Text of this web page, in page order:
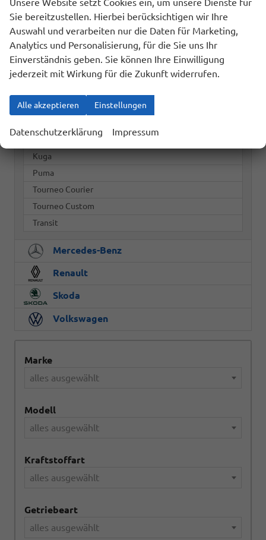
BYD
Dacia
Fiat
Ford
C-MAX
Kuga
Puma
Tourneo Courier
Tourneo Custom
Transit
Mercedes-Benz
Renault
Skoda
Volkswagen
Marke
alles ausgewählt
Modell
alles ausgewählt
Kraftstoffart
alles ausgewählt
Getriebeart
alles ausgewählt
Unsere Website setzt Cookies ein, um unsere Dienste für
Sie bereitzustellen. Hierbei berücksichtigen wir Ihre
Auswahl und verarbeiten nur die Daten für Marketing,
Analytics und Personalisierung, für die Sie uns Ihr
Einverständnis geben. Sie können Ihre Einwilligung
jederzeit mit Wirkung für die Zukunft widerrufen.
Alle akzeptieren Einstellungen
Datenschutzerklärung Impressum